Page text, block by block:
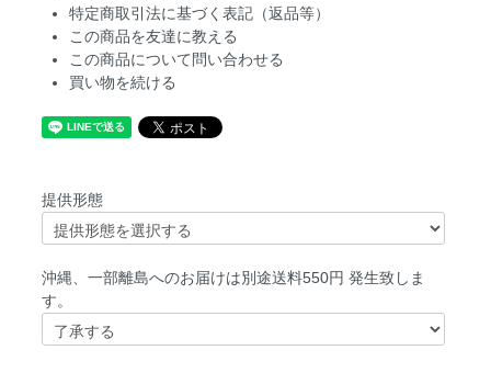
特定商取引法に基づく表記（返品等）
この商品を友達に教える
この商品について問い合わせる
買い物を続ける
提供形態
沖縄、一部離島へのお届けは別途送料550円 発生致しま
す。